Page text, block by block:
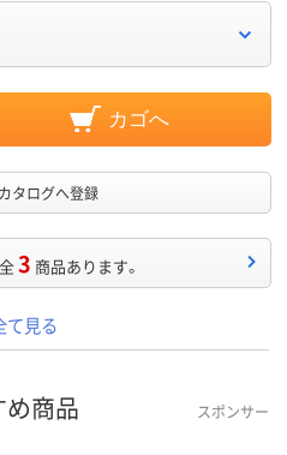
カゴへ
タログへ登録
3 商品あります。
て見る
商品 スポンサー